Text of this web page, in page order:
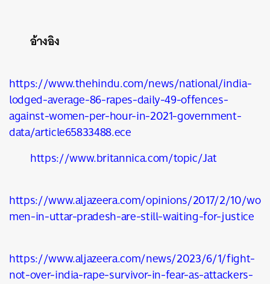
อ้างอิง
https://www.thehindu.com/news/national/india-
lodged-average-86-rapes-daily-49-offences-
against-women-per-hour-in-2021-government-
data/article65833488.ece
https://www.britannica.com/topic/Jat
https://www.aljazeera.com/opinions/2017/2/10/wo
men-in-uttar-pradesh-are-still-waiting-for-justice
https://www.aljazeera.com/news/2023/6/1/fight-
not-over-india-rape-survivor-in-fear-as-attackers-